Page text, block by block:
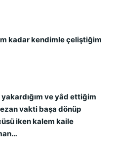
kadar kendimle çeliştiğim
ve yâd ettiğim
vakti başa dönüp
iken kalem kaile